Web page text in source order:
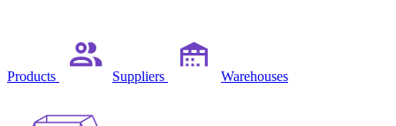
Products Suppliers Warehouses